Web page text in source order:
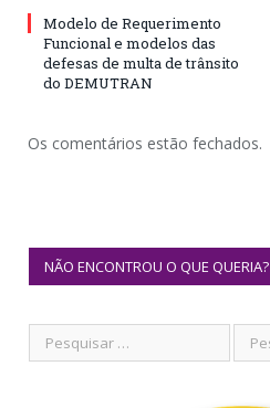
Modelo de Requerimento
Funcional e modelos das
defesas de multa de trânsito
do DEMUTRAN
Os comentários estão fechados.
NÃO ENCONTROU O QUE QUERIA?